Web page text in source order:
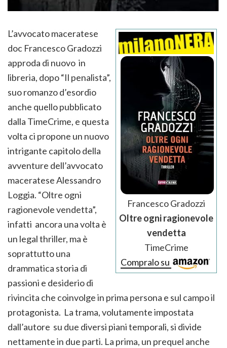
Francesco Gradozzi
Oltre ogni ragionevole
vendetta
TimeCrime
Compralo su
L’avvocato maceratese
doc Francesco Gradozzi
approda di nuovo in
libreria, dopo “Il penalista”,
suo romanzo d’esordio
anche quello pubblicato
dalla TimeCrime, e questa
volta ci propone un nuovo
intrigante capitolo della
avventure dell’avvocato
maceratese Alessandro
Loggia. “Oltre ogni
ragionevole vendetta”,
infatti ancora una volta è
un legal thriller, ma è
soprattutto una
drammatica storia di
passioni e desiderio di
rivincita che coinvolge in prima persona e sul campo il
protagonista. La trama, volutamente impostata
dall’autore su due diversi piani temporali, si divide
nettamente in due parti. La prima, un prequel anche